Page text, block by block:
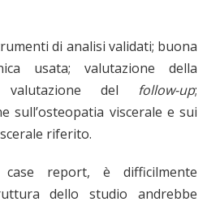
di analisi validati; buona
usata; valutazione della
valutazione del follow-up;
sull’osteopatia viscerale e sui
riferito.
report, è difficilmente
dello studio andrebbe